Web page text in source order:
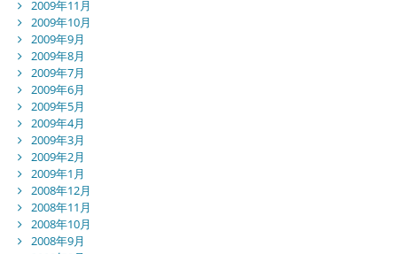
2009年11月
2009年10月
2009年9月
2009年8月
2009年7月
2009年6月
2009年5月
2009年4月
2009年3月
2009年2月
2009年1月
2008年12月
2008年11月
2008年10月
2008年9月